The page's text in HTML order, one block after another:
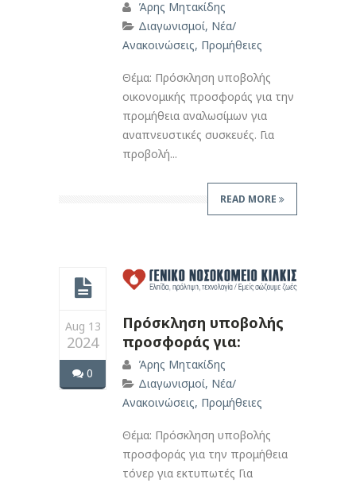
Άρης Μητακίδης
Διαγωνισμοί, Νέα/
Ανακοινώσεις, Προμήθειες
Θέμα: Πρόσκληση υποβολής
οικονομικής προσφοράς για την
προμήθεια αναλωσίμων για
αναπνευστικές συσκευές. Για
προβολή...
READ MORE
Aug 13
2024
0
Πρόσκληση υποβολής
προσφοράς για:
Άρης Μητακίδης
Διαγωνισμοί, Νέα/
Ανακοινώσεις, Προμήθειες
Θέμα: Πρόσκληση υποβολής
προσφοράς για την προμήθεια
τόνερ για εκτυπωτές Για